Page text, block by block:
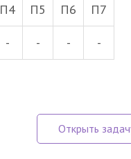
П4 П5 П6 П7
- - - -